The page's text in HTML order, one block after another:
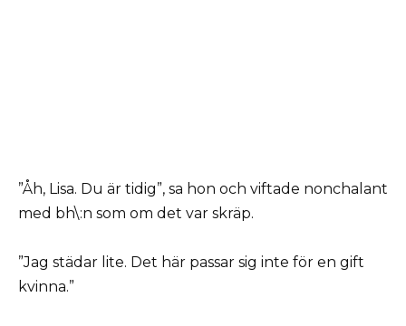
”Åh, Lisa. Du är tidig”, sa hon och viftade nonchalant
med bh\:n som om det var skräp.
”Jag städar lite. Det här passar sig inte för en gift
kvinna.”